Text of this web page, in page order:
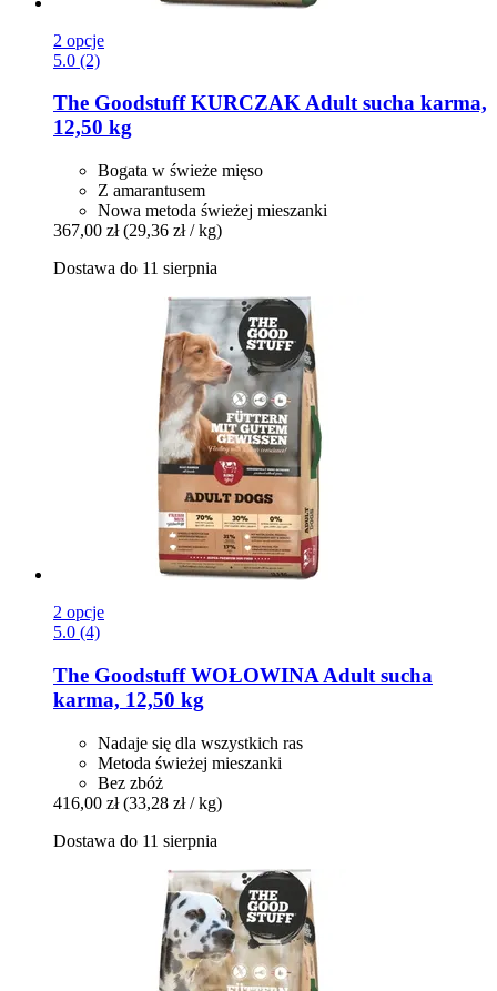
2 opcje
5.0 (2)
The GoodstuffKURCZAK Adult sucha karma,
12,50 kg
Bogata w świeże mięso
Z amarantusem
Nowa metoda świeżej mieszanki
367,00 zł (29,36 zł / kg)
Dostawa do 11 sierpnia
2 opcje
5.0 (4)
The GoodstuffWOŁOWINA Adult sucha
karma, 12,50 kg
Nadaje się dla wszystkich ras
Metoda świeżej mieszanki
Bez zbóż
416,00 zł (33,28 zł / kg)
Dostawa do 11 sierpnia